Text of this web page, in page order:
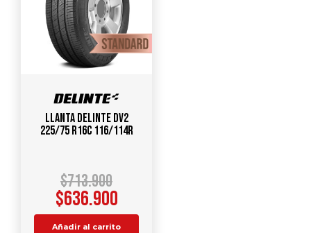
Llanta DELINTE DV2
225/75 R16C 116/114R
$713.900
$636.900
Añadir al carrito